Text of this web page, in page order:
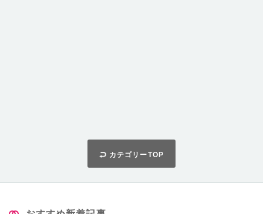
カテゴリーTOP